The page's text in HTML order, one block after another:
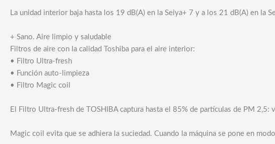
La unidad interior baja hasta los 19 dB(A) en la Seiya+ 7 y a los 21 dB(A) en la
+ Sano. Aire limpio y saludable
Filtros de aire con la calidad Toshiba para el aire interior:
• Filtro Ultra-fresh
• Función auto-limpieza
• Filtro Magic coil
El Filtro Ultra-fresh de TOSHIBA captura hasta el 85% de partículas de PM 2,5:
Magic coil evita que se adhiera la suciedad. Cuando la máquina se pone en